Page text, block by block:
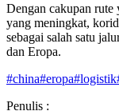
Dengan cakupan rute
yang meningkat,
sebagai salah satu
dan Eropa.
#china#eropa#logistik
Penulis :